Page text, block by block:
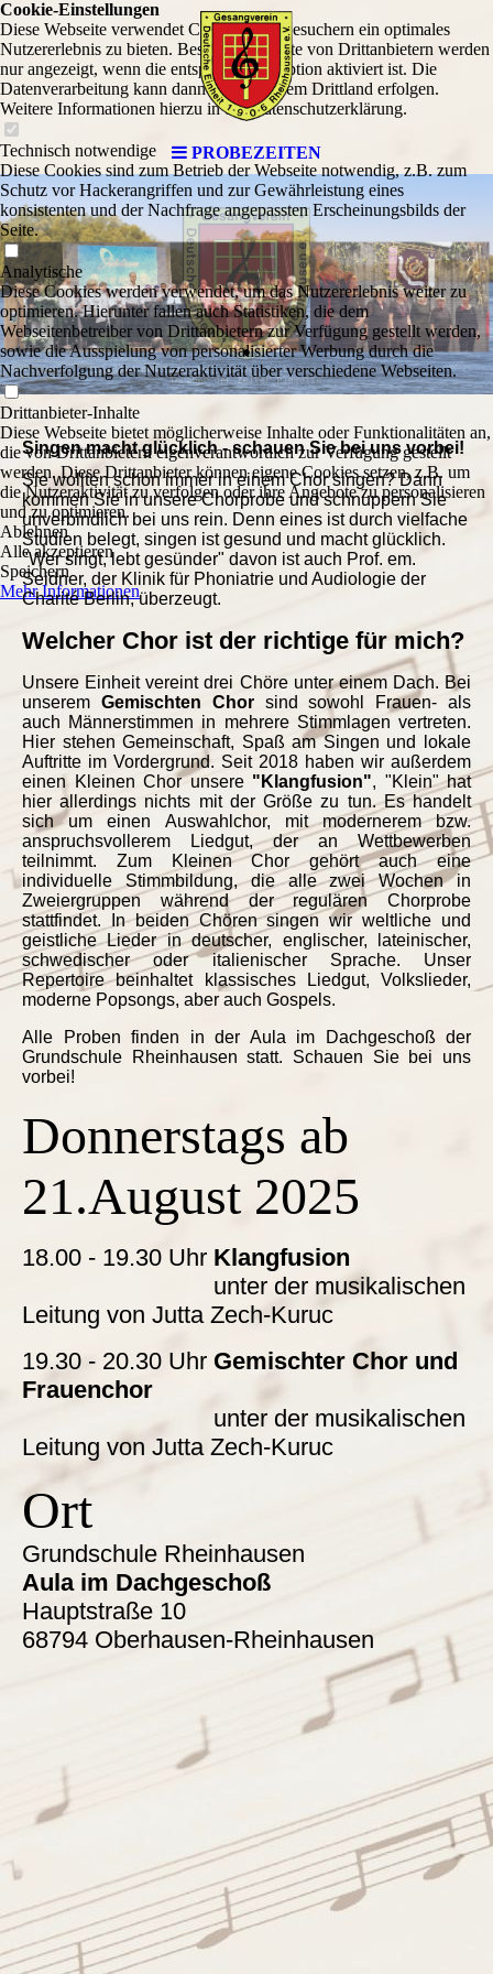
PROBEZEITEN
.
Singen macht glücklich - schauen Sie bei uns vorbei!
Sie wollten schon immer in einem Chor singen? Dann
kommen Sie in unsere Chorprobe und schnuppern Sie
unverbindlich bei uns rein. Denn eines ist durch vielfache
Studien belegt, singen ist gesund und macht glücklich.
"Wer singt, lebt gesünder" davon ist auch Prof. em.
Seidner, der Klinik für Phoniatrie und Audiologie der
Charité Berlin, überzeugt.
Welcher Chor ist der richtige für mich?
Unsere Einheit vereint drei Chöre unter einem Dach. Bei
unserem Gemischten Chorsind sowohl Frauen- als
auch Männerstimmen in mehrere Stimmlagen vertreten.
Hier stehen Gemeinschaft, Spaß am Singen und lokale
Auftritte im Vordergrund. Seit 2018 haben wir außerdem
einen Kleinen Chor unsere"Klangfusion", "Klein" hat
hier allerdings nichts mit der Größe zu tun. Es handelt
sich um einen Auswahlchor, mit modernerem bzw.
anspruchsvollerem Liedgut, der an Wettbewerben
teilnimmt. Zum Kleinen Chor gehört auch eine
individuelle Stimmbildung, die alle zwei Wochen in
Zweiergruppen während der regulären Chorprobe
stattfindet. In beiden Chören singen wir weltliche und
geistliche Lieder in deutscher, englischer, lateinischer,
schwedischer oder italienischer Sprache. Unser
Repertoire beinhaltet klassisches Liedgut, Volkslieder,
moderne Popsongs, aber auch Gospels.
Alle Proben finden in der Aula im Dachgeschoß der
Grundschule Rheinhausen statt. Schauen Sie bei uns
vorbei!
Donnerstags ab
21.August 2025
18.00 - 19.30 Uhr Klangfusion
unter der musikalischen
Leitung von Jutta Zech-Kuruc
19.30 - 20.30 Uhr Gemischter Chor und
Frauenchor
unter der musikalischen
Leitung von Jutta Zech-Kuruc
Ort
Grundschule Rheinhausen
Aula im Dachgeschoß
Hauptstraße 10
68794 Oberhausen-Rheinhausen
Cookie-Einstellungen
Diese Webseite verwendet Cookies, um Besuchern ein optimales
Nutzererlebnis zu bieten. Bestimmte Inhalte von Drittanbietern werden
nur angezeigt, wenn die entsprechende Option aktiviert ist. Die
Datenverarbeitung kann dann auch in einem Drittland erfolgen.
Weitere Informationen hierzu in der Datenschutzerklärung.
Technisch notwendige
Diese Cookies sind zum Betrieb der Webseite notwendig, z.B. zum
Schutz vor Hackerangriffen und zur Gewährleistung eines
konsistenten und der Nachfrage angepassten Erscheinungsbilds der
Seite.
Analytische
Diese Cookies werden verwendet, um das Nutzererlebnis weiter zu
optimieren. Hierunter fallen auch Statistiken, die dem
Webseitenbetreiber von Drittanbietern zur Verfügung gestellt werden,
sowie die Ausspielung von personalisierter Werbung durch die
Nachverfolgung der Nutzeraktivität über verschiedene Webseiten.
Drittanbieter-Inhalte
Diese Webseite bietet möglicherweise Inhalte oder Funktionalitäten an,
die von Drittanbietern eigenverantwortlich zur Verfügung gestellt
werden. Diese Drittanbieter können eigene Cookies setzen, z.B. um
die Nutzeraktivität zu verfolgen oder ihre Angebote zu personalisieren
und zu optimieren.
Ablehnen
Alle akzeptieren
Speichern
Mehr Informationen